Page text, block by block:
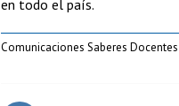
en todo el país.
Comunicaciones Saberes Docentes